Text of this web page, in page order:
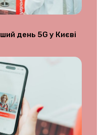
день 5G у Києві